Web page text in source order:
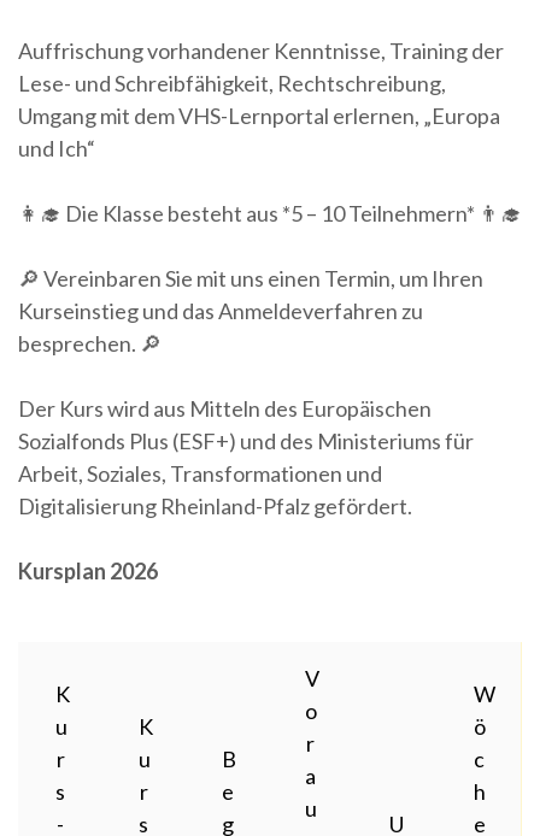
Auffrischung vorhandener Kenntnisse, Training der
Lese- und Schreibfähigkeit, Rechtschreibung,
Umgang mit dem VHS-Lernportal erlernen, „Europa
und Ich“
👩‍🎓 Die Klasse besteht aus *5 – 10 Teilnehmern* 👨‍🎓
🔎 Vereinbaren Sie mit uns einen Termin, um Ihren
Kurseinstieg und das Anmeldeverfahren zu
besprechen. 🔎
Der Kurs wird aus Mitteln des Europäischen
Sozialfonds Plus (ESF+) und des Ministeriums für
Arbeit, Soziales, Transformationen und
Digitalisierung Rheinland-Pfalz gefördert.
Kursplan 2026
K
u
r
s
-
K
u
r
s
B
e
g
V
o
r
a
u
U
W
ö
c
h
e